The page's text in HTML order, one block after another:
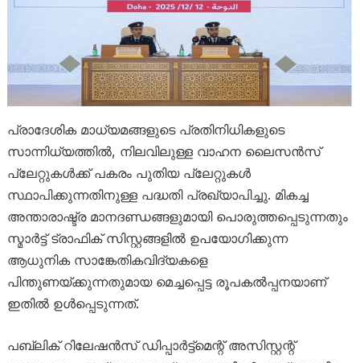
പ്രാദേശിക മാധ്യമങ്ങളുടെ പ്രതിനിധികളുടെ
സാന്നിധ്യത്തിൽ, നിലവിലുള്ള വാഹന ലൈസൻസ്
പ്ലേറ്റുകൾക്ക് പകരം പുതിയ പ്ലേറ്റുകൾ
സ്ഥാപിക്കുന്നതിനുള്ള പദ്ധതി പ്രഖ്യാപിച്ചു. മികച്ച
അന്താരാഷ്ട്ര മാനദണ്ഡങ്ങളുമായി പൊരുത്തപ്പെടുന്നതും
സ്മാർട്ട് ട്രാഫിക് സിസ്റ്റങ്ങളിൽ ഉപയോഗിക്കുന്ന
ആധുനിക സാങ്കേതികവിദ്യകളെ
പിന്തുണയ്ക്കുന്നതുമായ മെച്ചപ്പെട്ട രൂപകൽപ്പനയാണ്
ഇതിൽ ഉൾപ്പെടുന്നത്.
പബ്ലിക് റിലേഷൻസ് ഡിപ്പാർട്ട്‌മെന്റ് അസിസ്റ്റന്റ്